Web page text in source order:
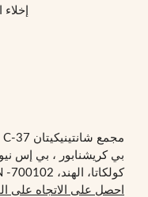
❗
مجمع شانتينيكيتان C-37
بي كريشنابور ، بي إس
كولكاتا، الهند، PIN -700102
احصل على الاتجاه على